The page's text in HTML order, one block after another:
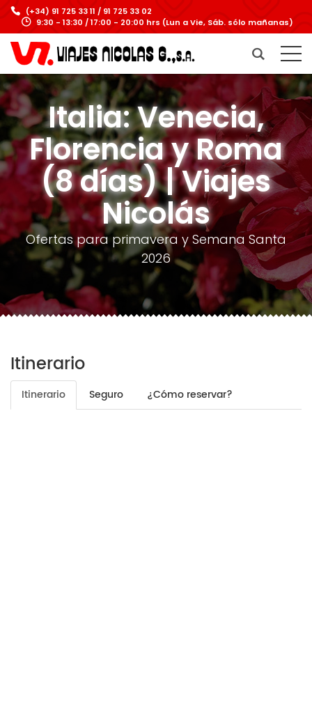
(+34) 91 725 33 11 / 91 725 33 02
9:30 - 13:30 / 17:00 - 20:00 hrs (Lun a Vie, Sáb. sólo mañanas)
Italia: Venecia,
Florencia y Roma
(8 días) | Viajes
Nicolás
Ofertas para primavera y Semana Santa
2026
Itinerario
Itinerario Seguro ¿Cómo reservar?